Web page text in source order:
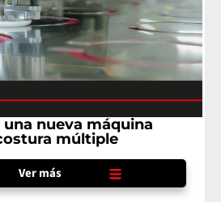
nueva máquina
múltiple
Ver más